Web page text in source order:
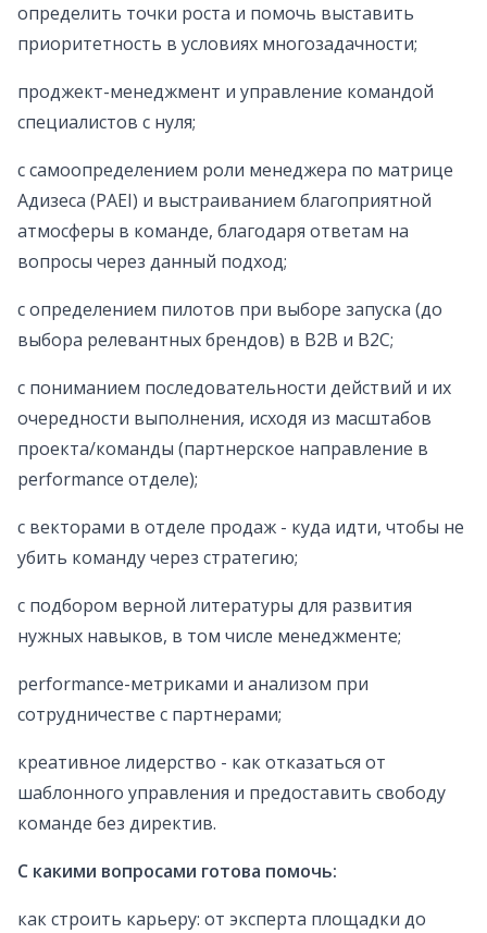
определить точки роста и помочь выставить
приоритетность в условиях многозадачности;
проджект-менеджмент и управление командой
специалистов c нуля;
с самоопределением роли менеджера по матрице
Адизеса (PAEI) и выстраиванием благоприятной
атмосферы в команде, благодаря ответам на
вопросы через данный подход;
с определением пилотов при выборе запуска (до
выбора релевантных брендов) в B2B и B2C;
c пониманием последовательности действий и их
очередности выполнения, исходя из масштабов
проекта/команды (партнерское направление в
performance отделе);
c векторами в отделе продаж - куда идти, чтобы не
убить команду через стратегию;
с подбором верной литературы для развития
нужных навыков, в том числе менеджменте;
performance-метриками и анализом при
сотрудничестве с партнерами;
креативное лидерство - как отказаться от
шаблонного управления и предоставить свободу
команде без директив.
С какими вопросами готова помочь:
как строить карьеру: от эксперта площадки до